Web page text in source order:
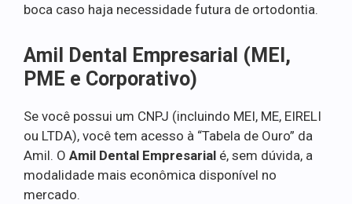
boca caso haja necessidade futura de ortodontia.
Amil Dental Empresarial (MEI,
PME e Corporativo)
Se você possui um CNPJ (incluindo MEI, ME, EIRELI
ou LTDA), você tem acesso à “Tabela de Ouro” da
Amil. O Amil Dental Empresarial é, sem dúvida, a
modalidade mais econômica disponível no
mercado.